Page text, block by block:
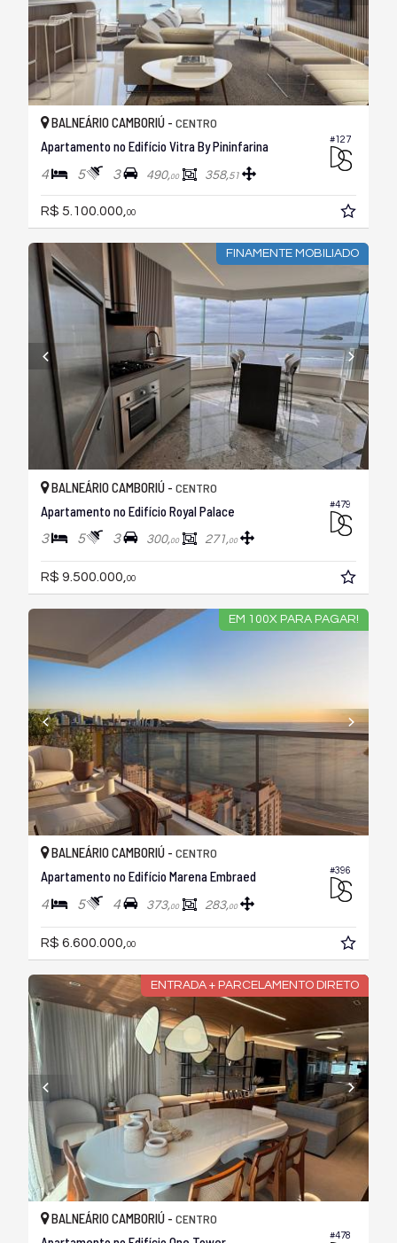
#127
BALNEÁRIO CAMBORIÚ - CENTRO
Apartamento no Edifício Vitra By Pininfarina
4 5 3 490,00 358,51
R$ 5.100.000,00
FINAMENTE MOBILIADO
#479
BALNEÁRIO CAMBORIÚ - CENTRO
Apartamento no Edifício Royal Palace
3 5 3 300,00 271,00
R$ 9.500.000, 00
EM 100X PARA PAGAR!
#396
BALNEÁRIO CAMBORIÚ - CENTRO
Apartamento no Edifício Marena Embraed
4 5 4 373,00 283,00
R$ 6.600.000, 00
ENTRADA + PARCELAMENTO DIRETO
#478
BALNEÁRIO CAMBORIÚ - CENTRO